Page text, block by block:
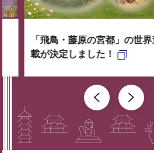
「飛鳥・藤原の宮都」の世
載が決定しました！